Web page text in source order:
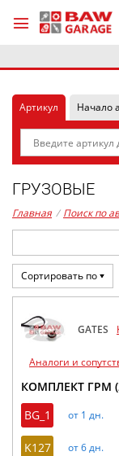
Артикул Начало
ГРУЗОВЫЕ
Главная / Поиск по
Сортировать по
GATES
Аналоги и
КОМПЛЕКТ ГРМ
BG_1
от 1 дн.
K127 от 6 дн.